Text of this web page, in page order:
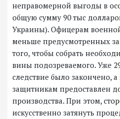
неправомерной выгоды в
общую сумму 90 тыс
Украины). Офицерам
меньше предусмотренных
того, чтобы собрать
вины подозреваемого. Уже
следствие было закончено,
защитникам предоставлен
производства. При этом,
искусственно затянуть